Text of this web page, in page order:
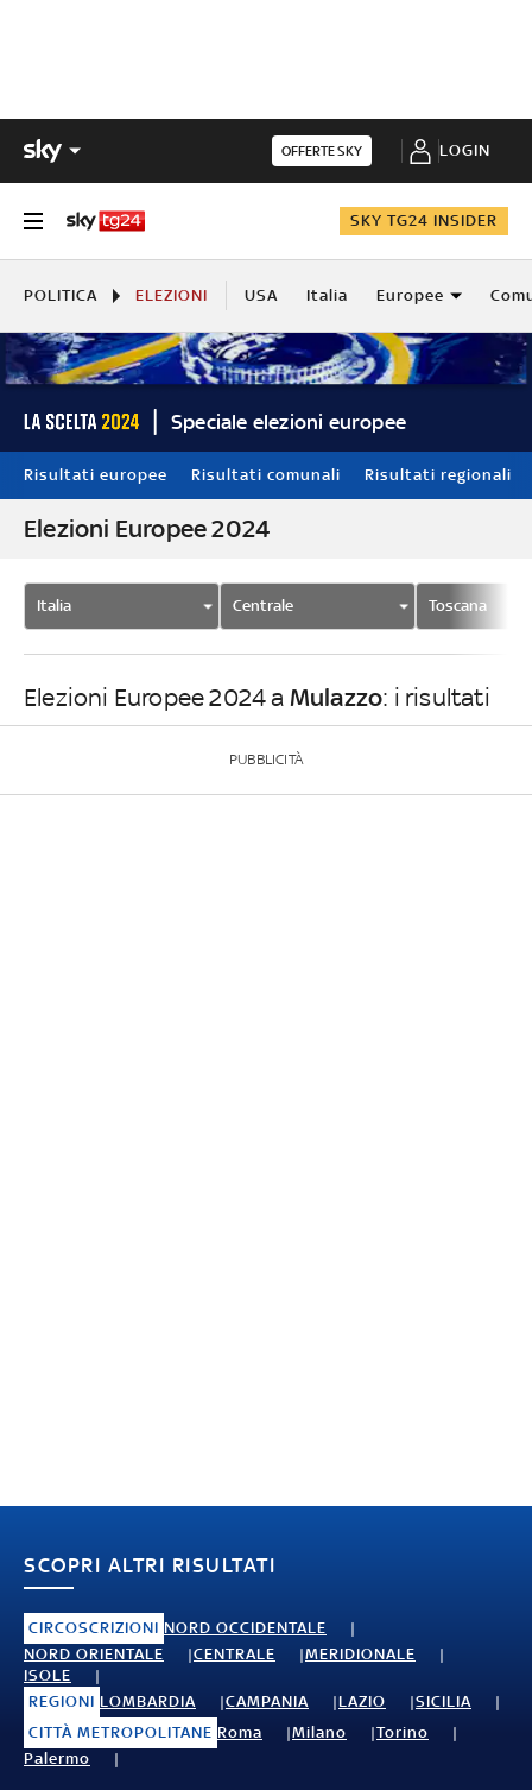
OFFERTE SKY LOGIN
SKY TG24 INSIDER
POLITICA ELEZIONI USA Italia Europee
Speciale elezioni europee
Risultati europee Risultati comunali Risultati regionali
Elezioni Europee 2024
Italia Centrale Toscana
Elezioni Europee 2024 a Mulazzo: i risultati
PUBBLICITÀ
SCOPRI ALTRI RISULTATI
CIRCOSCRIZIONI NORD OCCIDENTALE
NORD ORIENTALE
CENTRALE
MERIDIONALE
ISOLE
REGIONI LOMBARDIA CAMPANIA LAZIO
SICILIA
CITTÀ METROPOLITANE Roma Milano
Torino
Palermo